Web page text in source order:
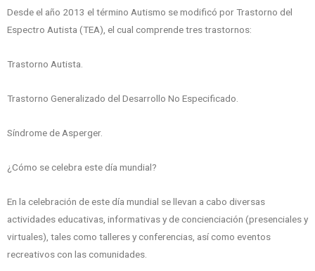
Desde el año 2013 el término Autismo se modificó por Trastorno del
Espectro Autista (TEA), el cual comprende tres trastornos:
Trastorno Autista.
Trastorno Generalizado del Desarrollo No Especificado.
Síndrome de Asperger.
¿Cómo se celebra este día mundial?
En la celebración de este día mundial se llevan a cabo diversas
actividades educativas, informativas y de concienciación (presenciales y
virtuales), tales como talleres y conferencias, así como eventos
recreativos con las comunidades.